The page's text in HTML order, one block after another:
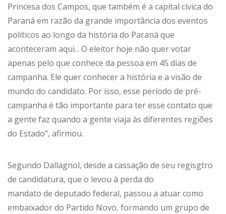
Princesa dos Campos, que também é a capital cívica do
Paraná em razão da grande importância dos eventos
políticos ao longo da história do Paraná que
aconteceram aqui... O eleitor hoje não quer votar
apenas pelo que conhece da pessoa em 45 dias de
campanha. Ele quer conhecer a história e a visão de
mundo do candidato. Por isso, esse período de pré-
campanha é tão importante para ter esse contato que
a gente faz quando a gente viaja às diferentes regiões
do Estado", afirmou.
Segundo Dallagnol, desde a cassação de seu regisgtro
de candidatura, que o levou à perda do
mandato de deputado federal, passou a atuar como
embaixador do Partido Novo, formando um grupo de